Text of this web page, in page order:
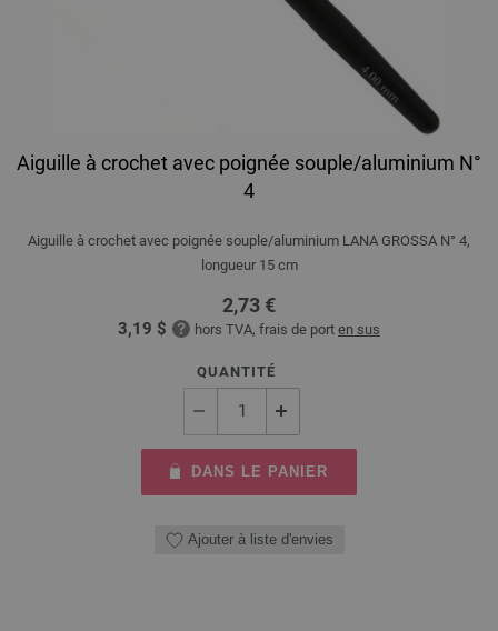
Aiguille à crochet avec poignée souple/aluminium N°
4
Aiguille à crochet avec poignée souple/aluminium LANA GROSSA N° 4,
longueur 15 cm
2,73 €
3,19 $ hors TVA, frais de port en sus
QUANTITÉ
DANS LE PANIER
Ajouter à liste d'envies